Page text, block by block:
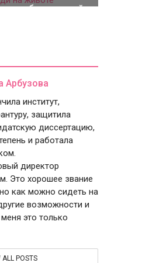
беременной
Арбузова
институт,
защитила
диссертацию,
и работала
директор
Это хорошее звание
как можно сидеть на
возможности и
это только
ALL POSTS